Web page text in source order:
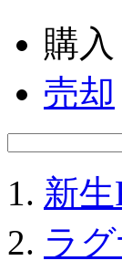
購入
売却
新
ラ